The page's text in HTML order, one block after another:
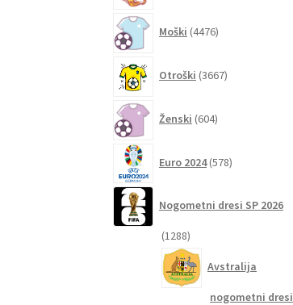
Moški 4476izdelkov
Otroški 3667izdelkov
Ženski 604izdelki
Euro 2024 578izdelkov
Nogometni dresi SP 2026
12881288
izdelkov
Avstralija
nogometni dresi